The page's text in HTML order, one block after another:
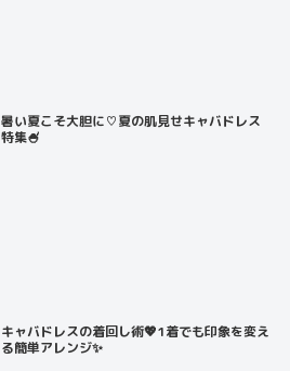
暑い夏こそ大胆に♡夏の肌見せキャバドレス
特集🍧
キャバドレスの着回し術💖1着でも印象を変え
る簡単アレンジ✨